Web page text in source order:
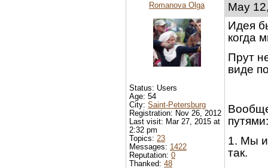
May
Идея
когда
Прут
виде
путями:
1. Мы
так.
Romanova Olga
Status: Users
Age: 54
City: Saint-Petersburg
Registration: Nov 26, 2012
Last visit: Mar 27, 2015 at
2:32 pm
Topics: 23
Messages: 1422
Reputation: 0
Thanked: 48